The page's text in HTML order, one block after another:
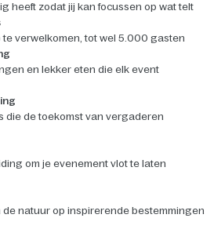
heeft zodat jij kan focussen op wat telt
te verwelkomen, tot wel 5.000 gasten
en lekker eten die elk event
die de toekomst van vergaderen
om je evenement vlot te laten
de natuur op inspirerende bestemmingen